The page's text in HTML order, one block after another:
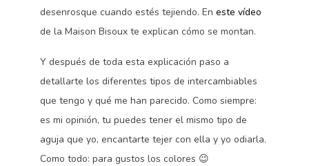
desenrosque cuando estés tejiendo. En este vídeo
de la Maison Bisoux te explican cómo se montan.
Y después de toda esta explicación paso a
detallarte los diferentes tipos de intercambiables
que tengo y qué me han parecido. Como siempre:
es mi opinión, tu puedes tener el mismo tipo de
aguja que yo, encantarte tejer con ella y yo odiarla.
Como todo: para gustos los colores 😉